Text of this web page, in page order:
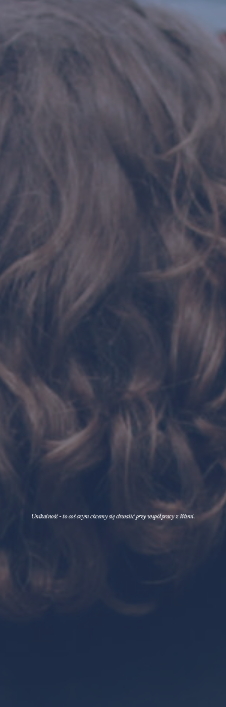
Unikalność - to coś czym chcemy się chwalić przy współpracy z Wami.